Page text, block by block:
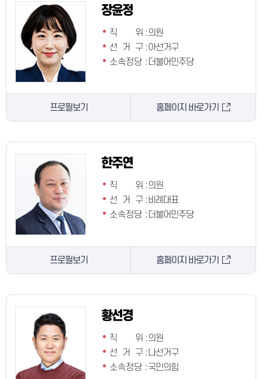
장윤정
직 위
:의원
선 거 구 :아선거구
소속정당 : 더불어민주당
프로필보기 홈페이지 바로가기
한주연
직 위
:의원
선 거 구 : 비례대표
소속정당 : 더불어민주당
프로필보기 홈페이지 바로가기
황선경
직 위
:의원
선 거 구 : 나선거구
소속정당 :국민의힘